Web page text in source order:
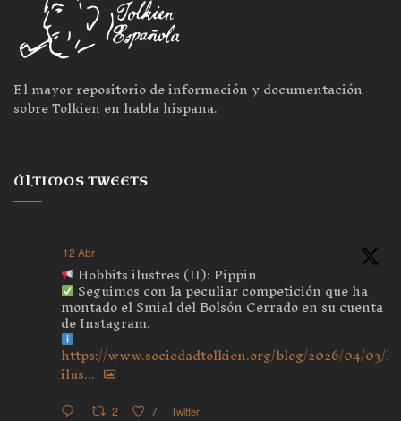
El mayor repositorio de información y documentación
sobre Tolkien en habla hispana.
ÚLTIMOS TWEETS
12 Abr
Hobbits ilustres (II): Pippin
Seguimos con la peculiar competición que ha
montado el Smial del Bolsón Cerrado en su cuenta
de Instagram.
https://www.sociedadtolkien.org/blog/2026/04/03/
ilus...
2 7 Twitter